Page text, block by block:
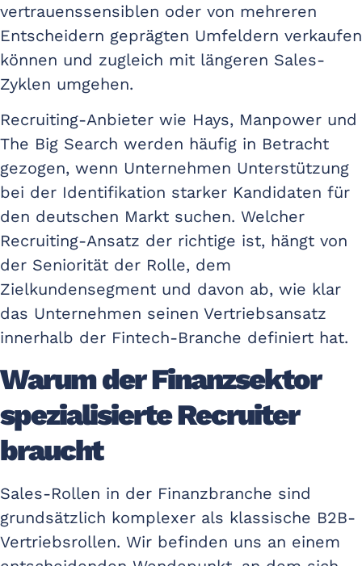
vertrauenssensiblen oder von mehreren
Entscheidern geprägten Umfeldern verkaufen
können und zugleich mit längeren Sales-
Zyklen umgehen.
Recruiting-Anbieter wie Hays, Manpower und
The Big Search werden häufig in Betracht
gezogen, wenn Unternehmen Unterstützung
bei der Identifikation starker Kandidaten für
den deutschen Markt suchen. Welcher
Recruiting-Ansatz der richtige ist, hängt von
der Seniorität der Rolle, dem
Zielkundensegment und davon ab, wie klar
das Unternehmen seinen Vertriebsansatz
innerhalb der Fintech-Branche definiert hat.
Warum der Finanzsektor
spezialisierte Recruiter
braucht
Sales-Rollen in der Finanzbranche sind
grundsätzlich komplexer als klassische B2B-
Vertriebsrollen. Wir befinden uns an einem